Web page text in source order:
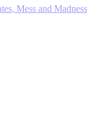
Mess and Madness